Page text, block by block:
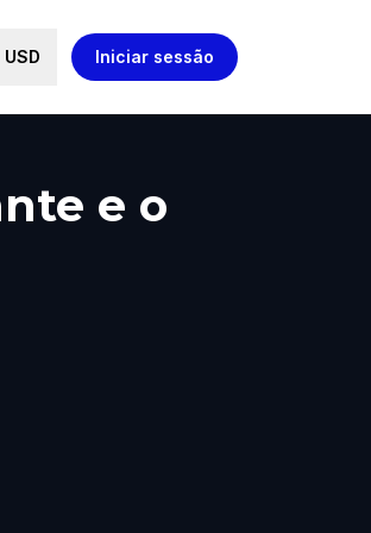
USD Iniciar sessão
e o